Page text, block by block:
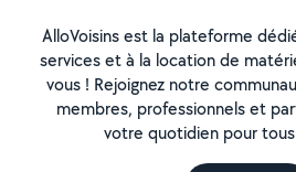
AlloVoisins est la plateforme
services et à la location de
vous ! Rejoignez notre
membres, professionnels et
votre quotidien pour